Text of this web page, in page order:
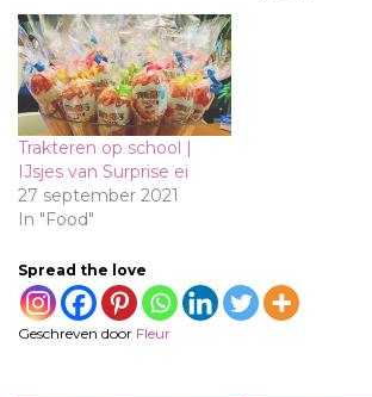
Trakteren op school |
IJsjes van Surprise ei
27 september 2021
In "Food"
Spread the love
Geschreven door Fleur